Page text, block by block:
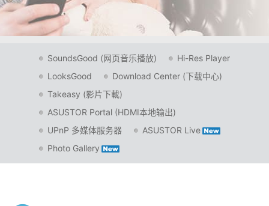
SoundsGood (网页音乐播放)
Hi-Res Player
LooksGood
Download Center (下载中心)
Takeasy (影片下載)
ASUSTOR Portal (HDMI本地输出)
UPnP 多媒体服务器
ASUSTOR Live
Photo Gallery